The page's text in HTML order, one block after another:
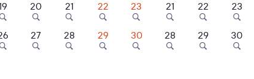
08:34
20 21 22 23
27 28 29 30
21 22 23
28 29 30